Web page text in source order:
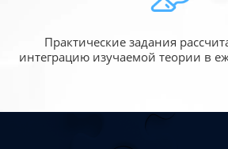
Практические задания
интеграцию изучаемой теории в